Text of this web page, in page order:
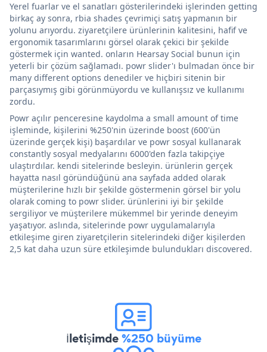
Yerel fuarlar ve el sanatları gösterilerindeki işlerinden getting
birkaç ay sonra, rbia shades çevrimiçi satış yapmanın bir
yolunu arıyordu. ziyaretçilere ürünlerinin kalitesini, hafif ve
ergonomik tasarımlarını görsel olarak çekici bir şekilde
göstermek için wanted. onların Hearsay Social bunun için
yeterli bir çözüm sağlamadı. powr slider'ı bulmadan önce bir
many different options denediler ve hiçbiri sitenin bir
parçasıymış gibi görünmüyordu ve kullanışsız ve kullanımı
zordu.
Powr açılır penceresine kaydolma a small amount of time
işleminde, kişilerini %250'nin üzerinde boost (600'ün
üzerinde gerçek kişi) başardılar ve powr sosyal kullanarak
constantly sosyal medyalarını 6000'den fazla takipçiye
ulaştırdılar. kendi sitelerinde besleyin. ürünlerin gerçek
hayatta nasıl göründüğünü ana sayfada added olarak
müşterilerine hızlı bir şekilde göstermenin görsel bir yolu
olarak coming to powr slider. ürünlerini iyi bir şekilde
sergiliyor ve müşterilere mükemmel bir yerinde deneyim
yaşatıyor. aslında, sitelerinde powr uygulamalarıyla
etkileşime giren ziyaretçilerin sitelerindeki diğer kişilerden
2,5 kat daha uzun süre etkileşimde bulundukları discovered.
İletişimde%250 büyüme